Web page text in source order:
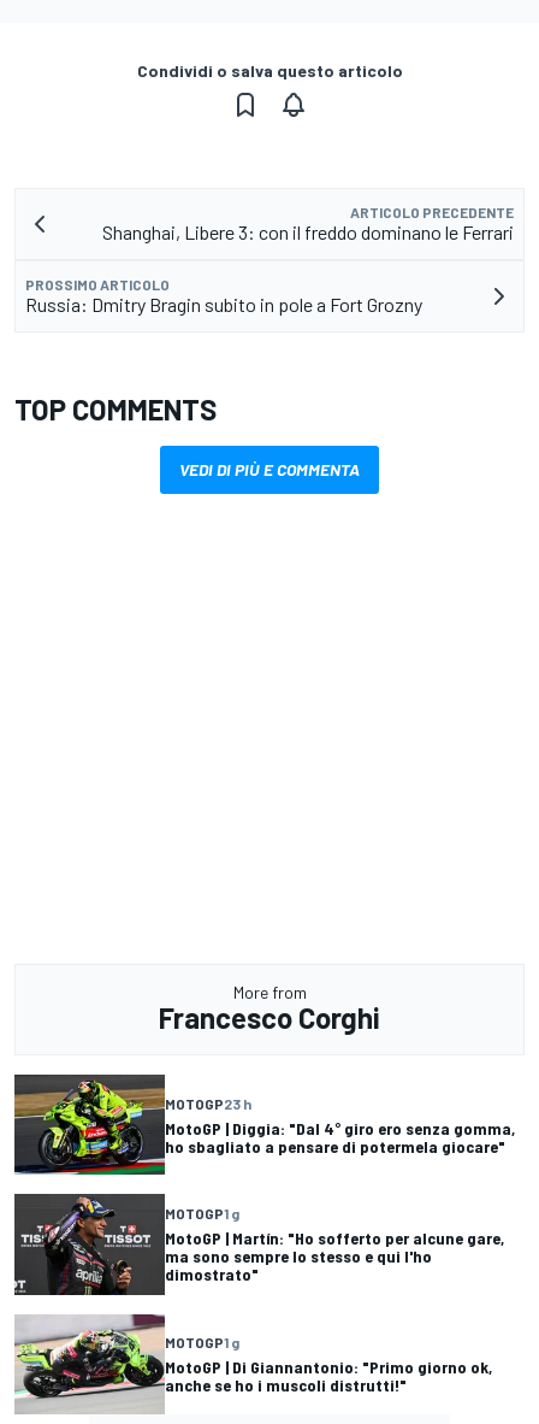
Condividi o salva questo articolo
ARTICOLO PRECEDENTE
Shanghai, Libere 3: con il freddo dominano le Ferrari
PROSSIMO ARTICOLO
Russia: Dmitry Bragin subito in pole a Fort Grozny
TOP COMMENTS
VEDI DI PIÙ E COMMENTA
More from
Francesco Corghi
MOTOGP23 h
MotoGP | Diggia: "Dal 4° giro ero senza gomma,
ho sbagliato a pensare di potermela giocare"
MOTOGP1 g
MotoGP | Martín: "Ho sofferto per alcune gare,
ma sono sempre lo stesso e qui l'ho
dimostrato"
MOTOGP1 g
MotoGP | Di Giannantonio: "Primo giorno ok,
anche se ho i muscoli distrutti!"